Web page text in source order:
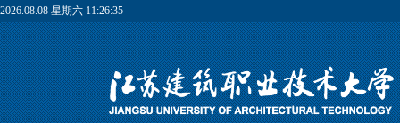
2026.08.08 星期六 11:26:35